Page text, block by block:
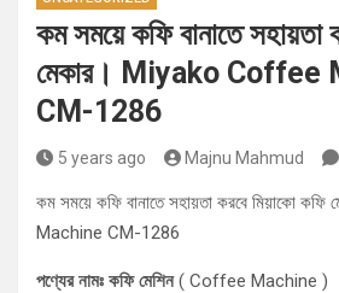
কম সময়ে কফি বানাতে সহায়তা
মেকার। Miyako Coffee
CM-1286
5 years ago Majnu Mahmud
কম সময়ে কফি বানাতে সহায়তা করবে মিয়াকো
Machine CM-1286
পণ্যের নামঃ কফি মেশিন( Coffee Machine )